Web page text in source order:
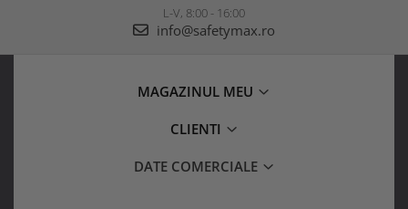
L-V, 8:00 - 16:00
info@safetymax.ro
MAGAZINUL MEU
CLIENTI
DATE COMERCIALE